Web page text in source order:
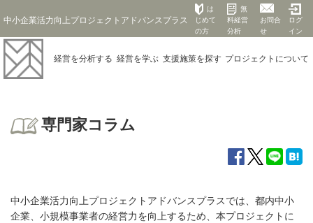
中小企業活力向上プロジェクトアドバンスプラス
は
じめて
の方
無
料経営
分析
お問合
せ
ログ
イン
経営を分析する 経営を学ぶ 支援施策を探す プロジェクト について
専門家コラム
中小企業活力向上プロジェクトアドバンスプラスでは、都内中小
企業、小規模事業者の経営力を向上するため、本プロジェクトに